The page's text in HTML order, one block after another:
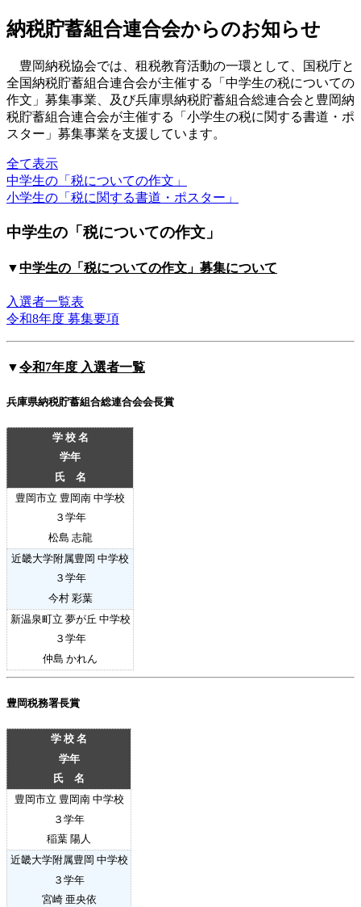
納税貯蓄組合連合会からのお知らせ
豊岡納税協会では、租税教育活動の一環として、国税庁と
全国納税貯蓄組合連合会が主催する「中学生の税についての
作文」募集事業、及び兵庫県納税貯蓄組合総連合会と豊岡納
税貯蓄組合連合会が主催する「小学生の税に関する書道・ポ
スター」募集事業を支援しています。
全て表示
中学生の 「税についての作文」
小学生の 「税に関する書道・ポスター」
中学生の 「税についての作文」
▼中学生の「税についての作文」 募集について
入選者一覧表
令和8年度 募集要項
▼令和7年度 入選者一覧
兵庫県納税貯蓄組合総連合会会長賞
学 校 名
学年
氏 名
豊岡市立 豊岡南 中学校
３ 学年
松島 志龍
近畿大学附属豊岡 中学校
３ 学年
今村 彩葉
新温泉町立 夢が丘 中学校
３ 学年
仲島 かれん
豊岡税務署長賞
学 校 名
学年
氏 名
豊岡市立 豊岡南 中学校
３ 学年
稲葉 陽人
近畿大学附属豊岡 中学校
３ 学年
宮崎 亜央依